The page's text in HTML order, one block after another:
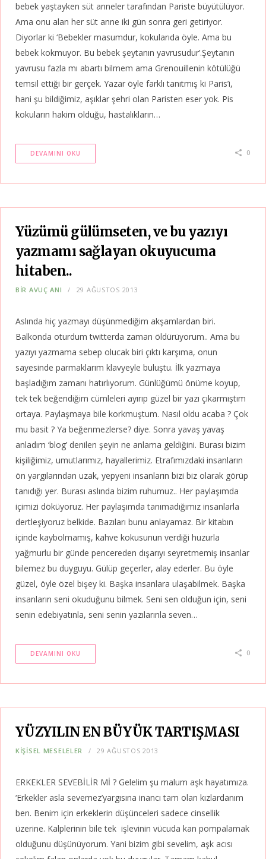
bebek yaştayken süt anneler tarafından Pariste büyütülüyor.
Ama onu alan her süt anne iki gün sonra geri getiriyor.
Diyorlar ki ‘Bebekler masumdur, kokularıda öyle. Ama bu
bebek kokmuyor. Bu bebek şeytanın yavrusudur’.Şeytanın
yavrusu fazla mı abartı bilmem ama Grenouillenin kötülüğü
temsil ettiği bir gerçek. Yazar öyle farklı tanıtmış ki Paris’i,
hani şu bildiğimiz, aşıklar şehri olan Paristen eser yok. Pis
kokuların hakim olduğu, hastalıkların…
DEVAMINI OKU 0
Yüzümü gülümseten, ve bu yazıyı
yazmamı sağlayan okuyucuma
hitaben..
BIR AVUÇ ANI 29 AĞUSTOS 2013
Aslında hiç yazmayı düşünmediğim akşamlardan biri.
Balkonda oturdum twitterda zaman öldürüyorum.. Ama bu
yazıyı yazmama sebep olucak biri çıktı karşıma, onun
sayesinde parmaklarım klavyeyle buluştu. İlk yazmaya
başladığım zamanı hatırlıyorum. Günlüğümü önüme koyup,
tek tek beğendiğim cümleleri ayırıp güzel bir yazı çıkarmıştım
ortaya. Paylaşmaya bile korkmuştum. Nasıl oldu acaba ? Çok
mu basit ? Ya beğenmezlerse? diye. Sonra yavaş yavaş
anladım ‘blog’ denilen şeyin ne anlama geldiğini. Burası bizim
kişiliğimiz, umutlarımız, hayallerimiz. Etrafımızdaki insanların
ön yargılarından uzak, yepyeni insanların bizi biz olarak görüp
tanıdığı yer. Burası aslında bizim ruhumuz.. Her paylaşımda
içimizi döküyoruz. Her paylaşımda tanımadığımız insanlarla
dertleşiyoruz belkide. Bazıları bunu anlayamaz. Bir kitabın
içinde kaybolmamış, kahve kokusunun verdiği huzurla
yağmurlu bir günde pencereden dışarıyı seyretmemiş insanlar
bilemez bu duyguyu. Gülüp geçerler, alay ederler. Bu öyle
güzel, öyle özel bişey ki. Başka insanlara ulaşabilmek. Başka
insanların seni okuduğunu bilmek. Seni sen olduğun için, seni
senin edebiyatınla, seni senin yazılarınla seven…
DEVAMINI OKU 0
YÜZYILIN EN BÜYÜK TARTIŞMASI
KIŞISEL MESELELER 29 AĞUSTOS 2013
ERKEKLER SEVEBİLİR Mİ ? Gelelim şu malum aşk hayatımıza.
‘Erkekler asla sevemez’yargısına inancı tam olan kızlardanım
ben. Benim için erkeklerin düşünceleri sadece cinsellik
üzerine. Kalplerinin bile tek işlevinin vücuda kan pompalamak
olduğunu düşünüyorum. Yani bizim gibi sevelim, aşk acısı